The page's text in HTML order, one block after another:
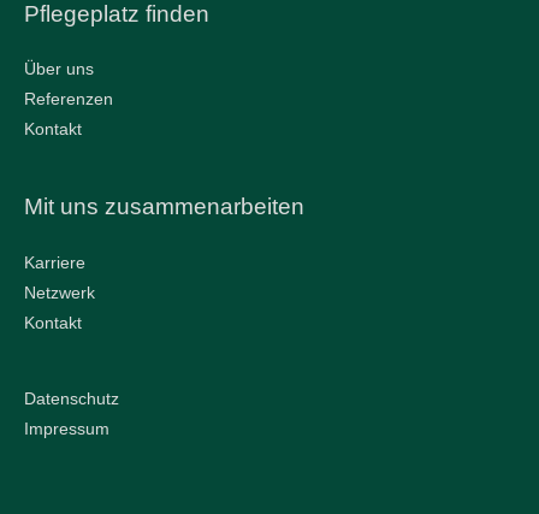
Pflegeplatz finden
Über uns
Referenzen
Kontakt
Mit uns zusammenarbeiten
Karriere
Netzwerk
Kontakt
Datenschutz
Impressum